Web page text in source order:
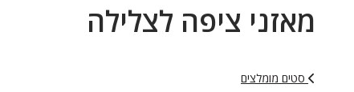
מאזני ציפה לצלילה
סטים מומלצים